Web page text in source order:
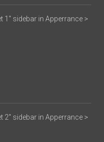
1" sidebar in Apperrance >
2" sidebar in Apperrance >